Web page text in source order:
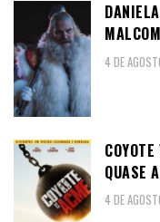
4 DE
QUASE
4 DE